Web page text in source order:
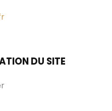
DU SITE